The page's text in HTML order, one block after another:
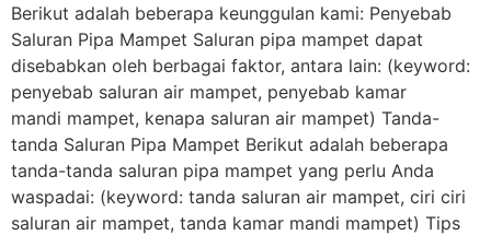
Berikut adalah beberapa keunggulan kami: Penyebab
Saluran Pipa Mampet Saluran pipa mampet dapat
disebabkan oleh berbagai faktor, antara lain: (keyword:
penyebab saluran air mampet, penyebab kamar
mandi mampet, kenapa saluran air mampet) Tanda-
tanda Saluran Pipa Mampet Berikut adalah beberapa
tanda-tanda saluran pipa mampet yang perlu Anda
waspadai: (keyword: tanda saluran air mampet, ciri ciri
saluran air mampet, tanda kamar mandi mampet) Tips